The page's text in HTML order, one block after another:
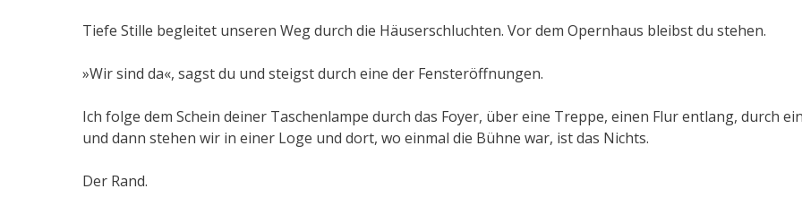
Tiefe Stille begleitet unseren Weg durch die Häuserschluchten. Vor dem Opernhaus bleibst du stehen.
»Wir sind da«, sagst du und steigst durch eine der Fensteröffnungen.
Ich folge dem Schein deiner Taschenlampe durch das Foyer, über eine Treppe, einen Flur entlang, durch
und dann stehen wir in einer Loge und dort, wo einmal die Bühne war, ist das Nichts.
Der Rand.